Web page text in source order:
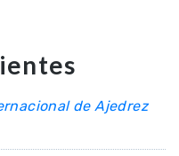
de Ajedrez